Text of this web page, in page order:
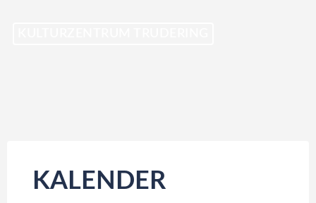
KALENDER